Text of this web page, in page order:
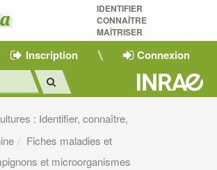
IDENTIFIER
CONNAÎTRE
MAÎTRISER
Inscription Connexion
: Identifier, connaître,
Fiches maladies et
et microorganismes